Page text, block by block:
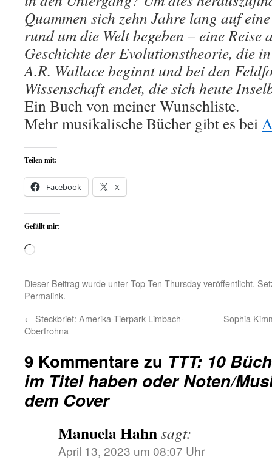
Quammen sich zehn Jahre lang auf
rund um die Welt begeben – eine Reise
Geschichte der Evolutionstheorie, die
A.R. Wallace beginnt und bei den
Wissenschaft endet, die sich heute
Ein Buch von meiner Wunschliste.
Mehr musikalische Bücher gibt es bei
Teilen mit:
Facebook X
Gefällt mir:
Wird
Dieser Beitrag wurde unterTop Ten Thursdayveröffentlicht.
Permalink.
← Steckbrief: Amerika-Tierpark Limbach-
Oberfrohna
Sophia
9 Kommentare zu TTT: 10
im Titel haben oder Noten/
dem Cover
Manuela Hahnsagt:
April 13, 2023 um 08:07 Uhr